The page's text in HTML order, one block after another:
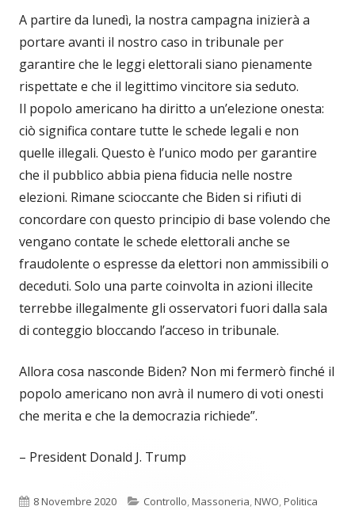
A partire da lunedì, la nostra campagna inizierà a
portare avanti il nostro caso in tribunale per
garantire che le leggi elettorali siano pienamente
rispettate e che il legittimo vincitore sia seduto.
Il popolo americano ha diritto a un’elezione onesta:
ciò significa contare tutte le schede legali e non
quelle illegali. Questo è l’unico modo per garantire
che il pubblico abbia piena fiducia nelle nostre
elezioni. Rimane scioccante che Biden si rifiuti di
concordare con questo principio di base volendo che
vengano contate le schede elettorali anche se
fraudolente o espresse da elettori non ammissibili o
deceduti. Solo una parte coinvolta in azioni illecite
terrebbe illegalmente gli osservatori fuori dalla sala
di conteggio bloccando l’acceso in tribunale.
Allora cosa nasconde Biden? Non mi fermerò finché il
popolo americano non avrà il numero di voti onesti
che merita e che la democrazia richiede”.
– President Donald J. Trump
Pubblicato
8 Novembre 2020 Categorie
Controllo,Massoneria,NWO,Politica